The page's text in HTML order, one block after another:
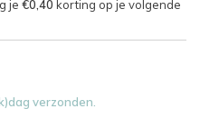
je €0,40 korting op je volgende
verzonden.